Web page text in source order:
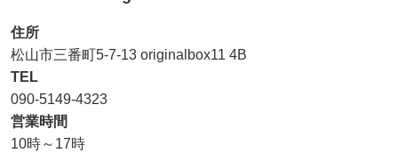
住所
松山市三番町5-7-13 originalbox11 4B
TEL
090-5149-4323
営業時間
10時～17時